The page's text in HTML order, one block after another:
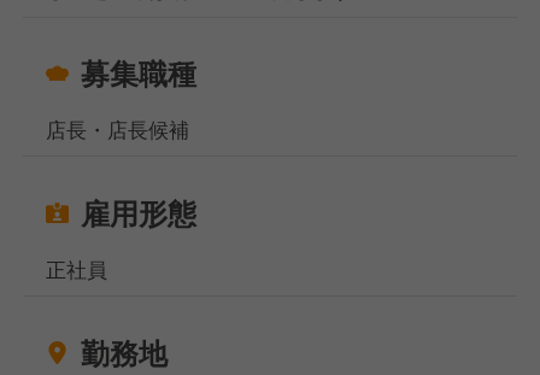
募集職種
店長・店長候補
雇用形態
正社員
勤務地